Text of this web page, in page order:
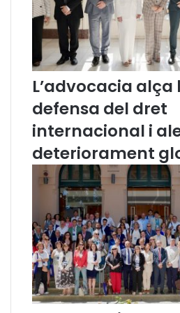
R
O
P
A
D
E
L
E
P
E
R
S
N
E
S
”
L’advocacia alça
defensa del dret
internacional i
deteriorament